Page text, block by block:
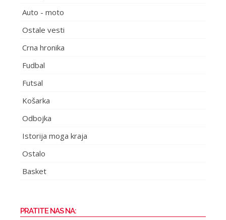
Auto - moto
Ostale vesti
Crna hronika
Fudbal
Futsal
Košarka
Odbojka
Istorija moga kraja
Ostalo
Basket
PRATITE NAS NA: